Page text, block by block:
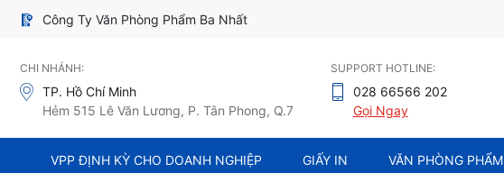
Công Ty Văn Phòng Phẩm Ba Nhất
CHI NHÁNH:
TP. Hồ Chí Minh
Hẻm 515 Lê Văn Lương, P. Tân Phong, Q.7
SUPPORT HOTLINE:
028 66566 202
Gọi Ngay
VPP ĐỊNH KỲ CHO DOANH NGHIỆP GIẤY IN VĂN PHÒNG PHẨM